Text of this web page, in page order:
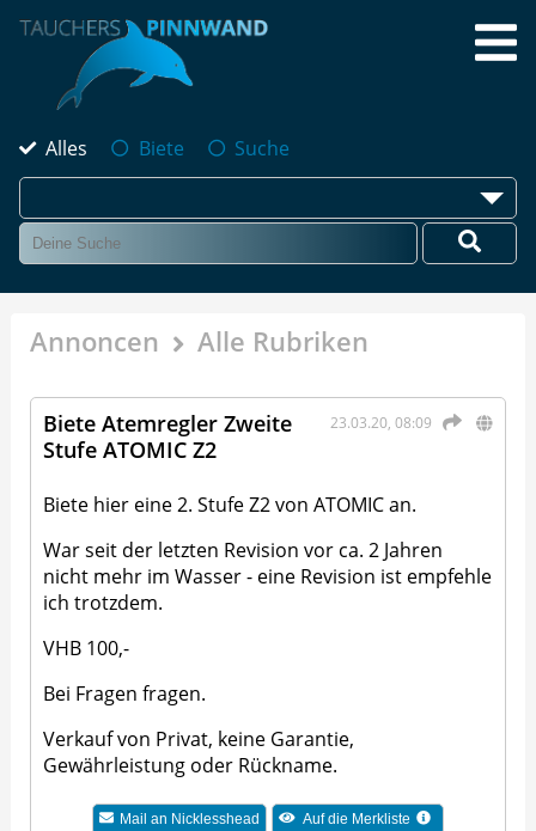
Alles Biete Suche
Annoncen Alle Rubriken
23.03.20, 08:09
Biete Atemregler Zweite
Stufe ATOMIC Z2
Biete hier eine 2. Stufe Z2 von ATOMIC an.
War seit der letzten Revision vor ca. 2 Jahren
nicht mehr im Wasser - eine Revision ist empfehle
ich trotzdem.
VHB 100,-
Bei Fragen fragen.
Verkauf von Privat, keine Garantie,
Gewährleistung oder Rückname.
Mail an Nicklesshead Auf die Merkliste